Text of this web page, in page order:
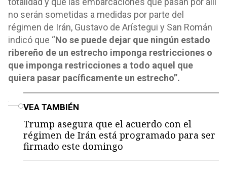
no serán sometidas a medidas por parte del
régimen de Irán, Gustavo de Arístegui y San Román
indicó que “No se puede dejar que ningún estado
ribereño de un estrecho imponga restricciones o
que imponga restricciones a todo aquel que
quiera pasar pacíficamente un estrecho”.
VEA TAMBIÉN
Trump asegura que el acuerdo con el
régimen de Irán está programado para ser
firmado este domingo